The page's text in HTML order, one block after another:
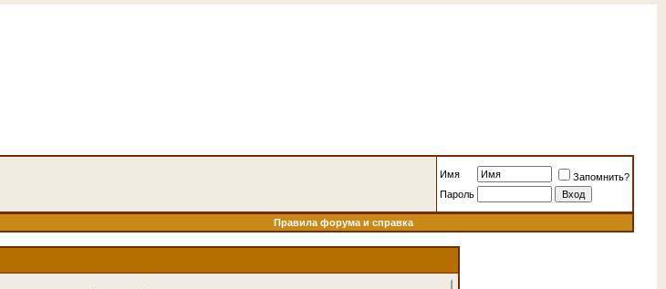
Имя
Запомнить?
Пароль
Правила форума и справка